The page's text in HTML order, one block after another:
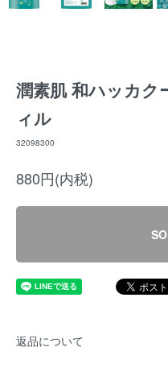
潤素肌 和ハッカク
ィル
32098300
880円(内税)
返品について